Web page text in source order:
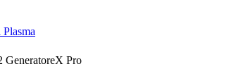
GeneratoreX Pro